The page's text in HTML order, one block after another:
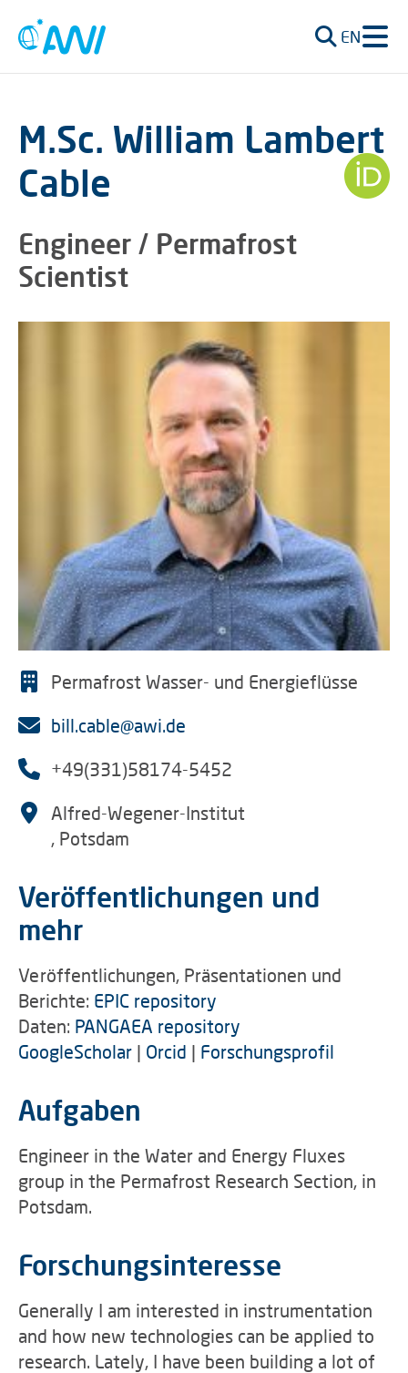
EN
M.Sc. William Lambert
Cable
Engineer / Permafrost
Scientist
Permafrost Wasser- und Energieflüsse
bill.cable@awi.de
+49(331)58174-5452
Alfred-Wegener-Institut
, Potsdam
Veröffentlichungen und
mehr
Veröffentlichungen, Präsentationen und
Berichte: EPIC repository
Daten: PANGAEA repository
GoogleScholar | Orcid | Forschungsprofil
Aufgaben
Engineer in the Water and Energy Fluxes
group in the Permafrost Research Section, in
Potsdam.
Forschungsinteresse
Generally I am interested in instrumentation
and how new technologies can be applied to
research. Lately, I have been building a lot of